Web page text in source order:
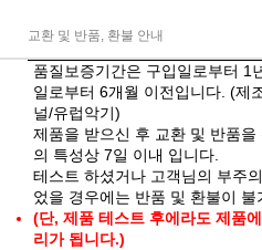
교환 및 반품, 환불 안내
품질보증기간은 구입일로부터 1
일로부터 6개월 이전입니다. (제
널/유럽악기)
제품을 받으신 후 교환 및 반품
의 특성상 7일 이내 입니다.
테스트 하셨거나 고객님의 부주
었을 경우에는 반품 및 환불이 불
(단, 제품 테스트 후에라도 제품
리가 됩니다.)